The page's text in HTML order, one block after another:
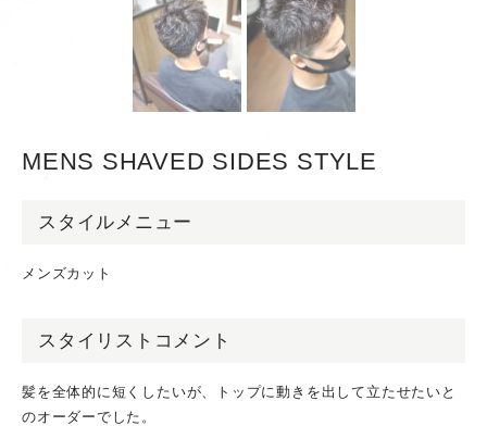
MENS SHAVED SIDES STYLE
スタイルメニュー
メンズカット
スタイリストコメント
髪を全体的に短くしたいが、トップに動きを出して立たせたいと
のオーダーでした。